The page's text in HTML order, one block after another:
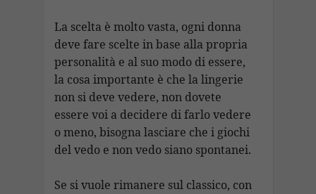
La scelta è molto vasta, ogni donna
deve fare scelte in base alla propria
personalità e al suo modo di essere,
la cosa importante è che la lingerie
non si deve vedere, non dovete
essere voi a decidere di farlo vedere
o meno, bisogna lasciare che i giochi
del vedo e non vedo siano spontanei.
Se si vuole rimanere sul classico, con